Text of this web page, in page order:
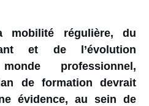
mobilité régulière, du
et de l’évolution
professionnel,
de formation devrait
évidence, au sein de